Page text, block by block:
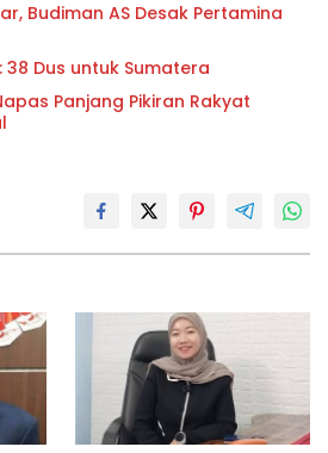
Budiman AS Desak Pertamina
38 Dus untuk Sumatera
Panjang Pikiran Rakyat